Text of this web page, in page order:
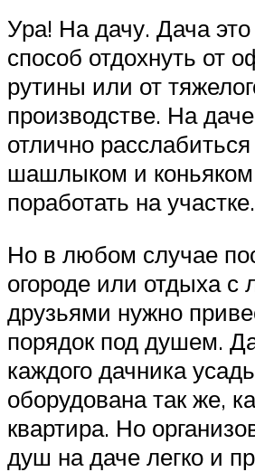
Ура! На дачу. Дача
способ отдохнуть от
рутины или от
производстве. На
отлично
шашлыком и
поработать на участке.
Но в любом случае
огороде или отдыха с
друзьями нужно
порядок под душем.
каждого дачника
оборудована так же,
квартира. Но
душ на даче легко и